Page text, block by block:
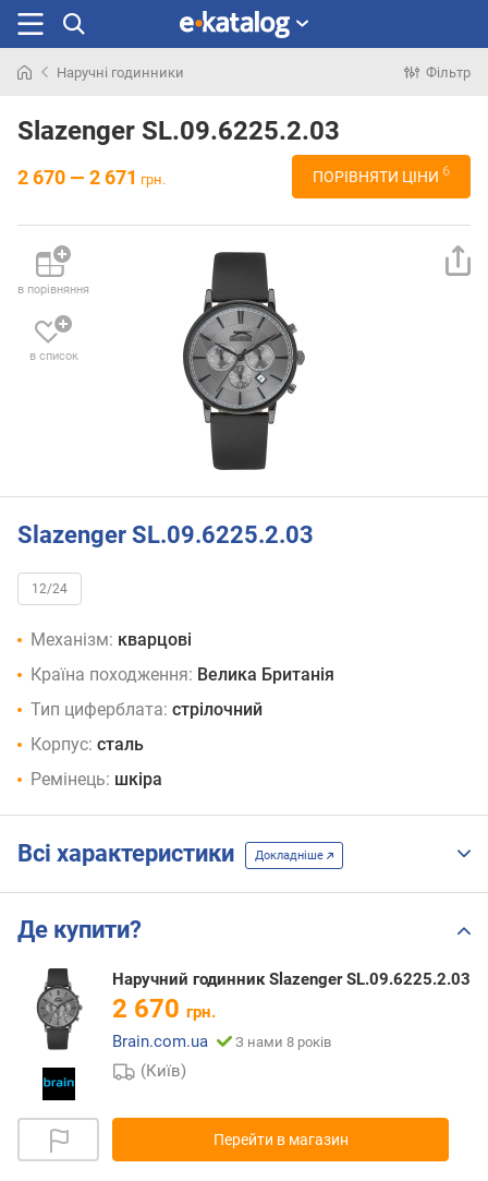
раніше
Наручні годинники Фільтр
Slazenger SL.09.6225.2.03
2 670 — 2 671 грн. ПОРІВНЯТИ ЦІНИ 6
в порівняння
в список
Slazenger SL.09.6225.2.03
12/24
Механізм: кварцові
Країна походження: Велика Британія
Тип циферблата: стрілочний
Корпус: сталь
Ремінець: шкіра
Всі характеристики Докладніше
Де купити?
Наручний годинник Slazenger SL.09.6225.2.03
2 670 грн.
Brain.com.ua
З нами 8 років
(Київ)
Перейти в магазин